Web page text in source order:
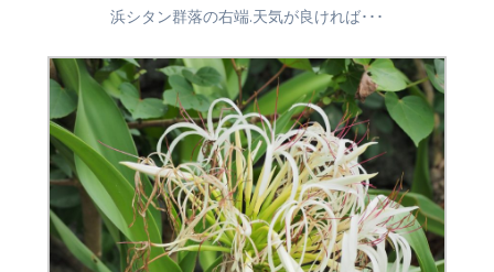
浜シタン群落の右端.天気が良ければ･･･